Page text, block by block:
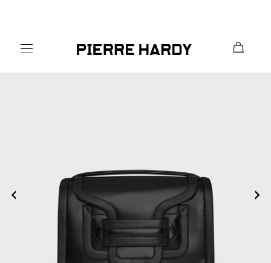
HOME アルファ ハンドバッグ